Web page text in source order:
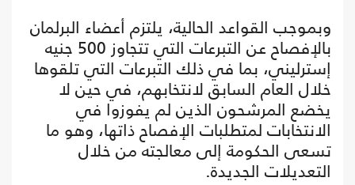
وبموجب القواعد الحالية، يلتزم أعضاء البرلمان
بالإفصاح عن التبرعات التي تتجاوز 500 جنيه
إسترليني، بما في ذلك التبرعات التي تلقوها
خلال العام السابق لانتخابهم، في حين لا
يخضع المرشحون الذين لم يفوزوا في
الانتخابات لمتطلبات الإفصاح ذاتها، وهو ما
تسعى الحكومة إلى معالجته من خلال
التعديلات الجديدة.